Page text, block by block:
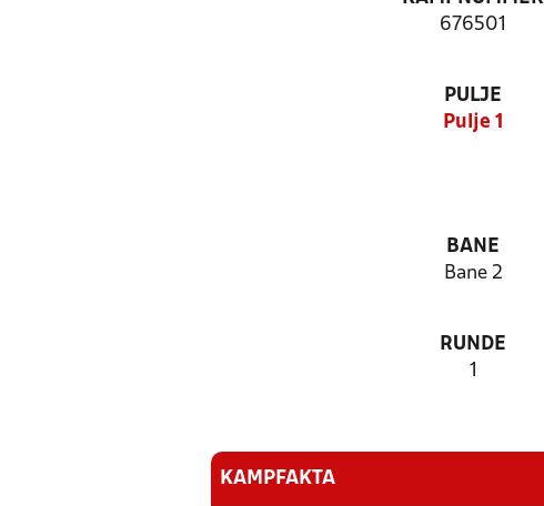
676501
PULJE
Pulje 1
BANE
Bane 2
RUNDE
1
KAMPFAKTA